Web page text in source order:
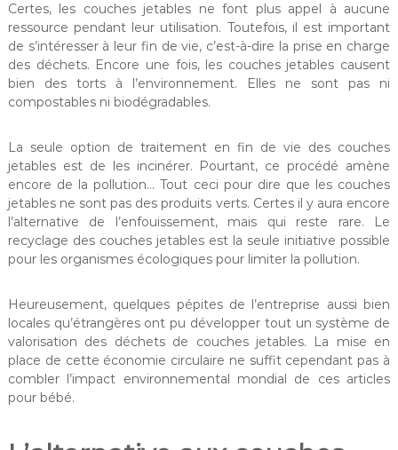
Certes, les couches jetables ne font plus appel à aucune
ressource pendant leur utilisation. Toutefois, il est important
de s’intéresser à leur fin de vie, c’est-à-dire la prise en charge
des déchets. Encore une fois, les couches jetables causent
bien des torts à l’environnement. Elles ne sont pas ni
compostables ni biodégradables.
La seule option de traitement en fin de vie des couches
jetables est de les incinérer. Pourtant, ce procédé amène
encore de la pollution… Tout ceci pour dire que les couches
jetables ne sont pas des produits verts. Certes il y aura encore
l’alternative de l’enfouissement, mais qui reste rare. Le
recyclage des couches jetables est la seule initiative possible
pour les organismes écologiques pour limiter la pollution.
Heureusement, quelques pépites de l’entreprise aussi bien
locales qu’étrangères ont pu développer tout un système de
valorisation des déchets de couches jetables. La mise en
place de cette économie circulaire ne suffit cependant pas à
combler l’impact environnemental mondial de ces articles
pour bébé.